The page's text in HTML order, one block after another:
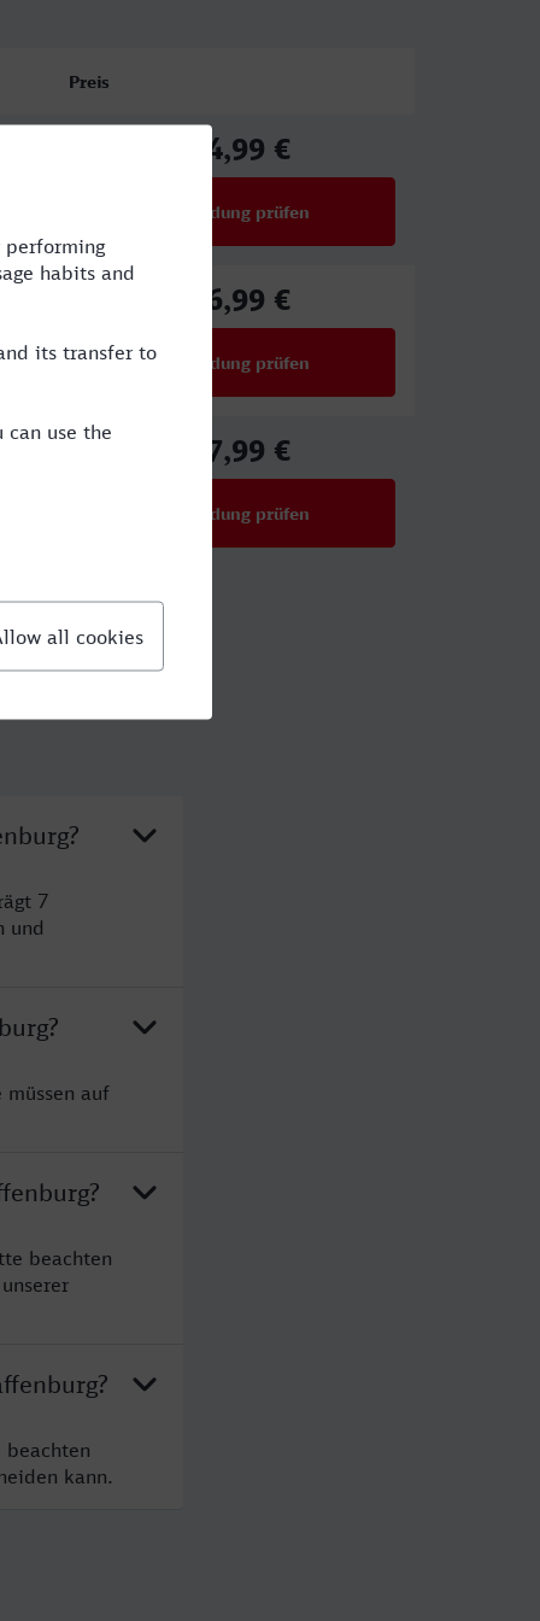
Preis
94,99 €
Verbindung prüfen
86,99 €
Verbindung prüfen
27,99 €
Verbindung prüfen
7
und
auf
beachten
kann.